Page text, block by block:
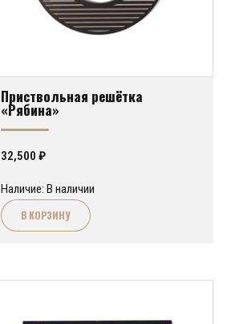
Приствольная решётка
«Рябина»
32,500 ₽
Наличие: В наличии
В КОРЗИНУ